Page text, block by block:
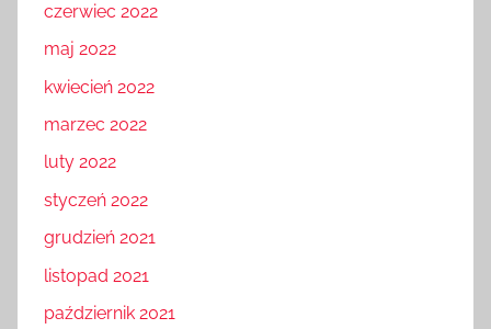
czerwiec 2022
maj 2022
kwiecień 2022
marzec 2022
luty 2022
styczeń 2022
grudzień 2021
listopad 2021
październik 2021